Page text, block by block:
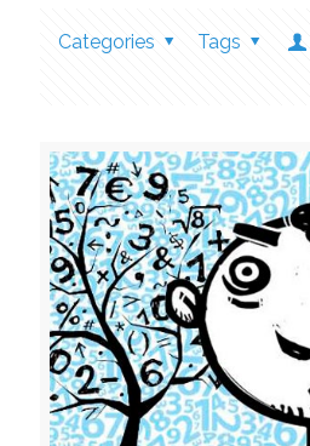
Categories Tags